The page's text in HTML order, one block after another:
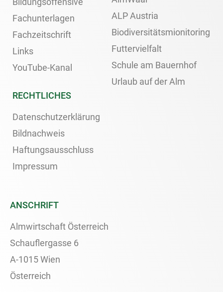
Fachunterlagen
Fachzeitschrift
Links
YouTube-Kanal
ALP Austria
Biodiversitätsmionitoring
Futtervielfalt
Schule am Bauernhof
Urlaub auf der Alm
RECHTLICHES
Datenschutzerklärung
Bildnachweis
Haftungsausschluss
Impressum
ANSCHRIFT
Almwirtschaft Österreich
Schauflergasse 6
A-1015 Wien
Österreich